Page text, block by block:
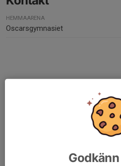
HEMMAARENA
Oscarsgymnasiet